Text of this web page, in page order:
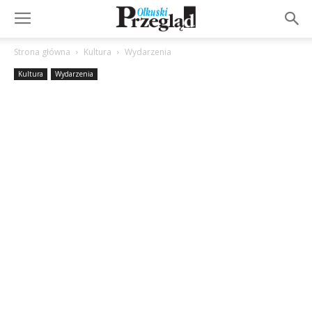
Strona główna Kultura Wydarzenia
Kultura Wydarzenia